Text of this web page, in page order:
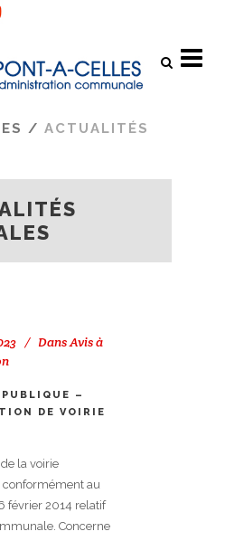
/ ACTUALITÉS
DansAvis à
–
DE VOIRIE
la voirie
au
février 2014 relatif
Concerne